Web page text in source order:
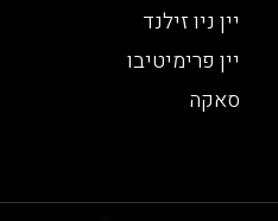
יין ניו זילנד
יין פרימיטיבו
סאקה